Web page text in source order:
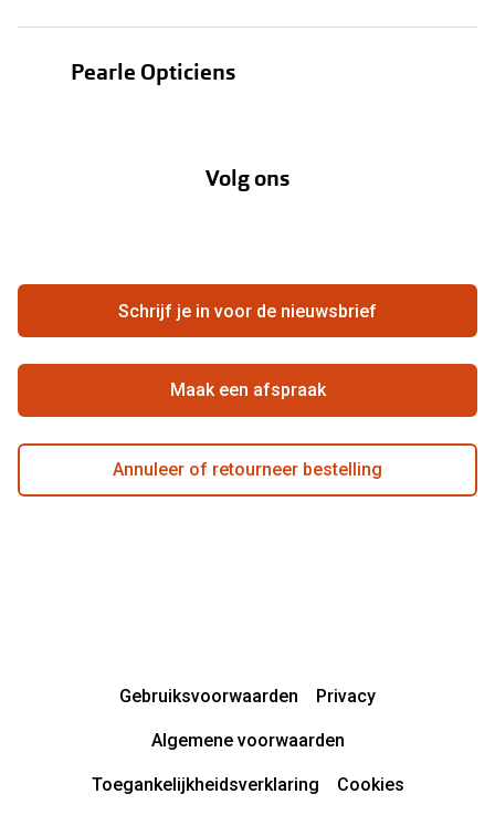
Hier de overeenkomst ontbinden
Pearle Opticiens
Beste winkelketen
Volg ons
Schrijf je in voor de nieuwsbrief
Maak een afspraak
Annuleer of retourneer bestelling
Gebruiksvoorwaarden Privacy
Algemene voorwaarden
Toegankelijkheidsverklaring Cookies